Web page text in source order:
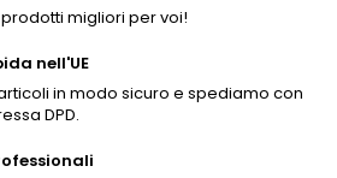
migliori per voi!
nell'UE
in modo sicuro e spediamo con
DPD.